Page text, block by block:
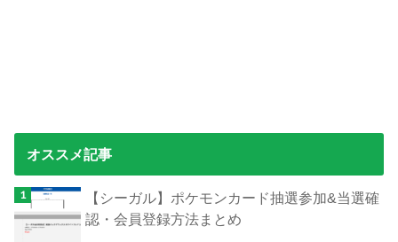
オススメ記事
【シーガル】ポケモンカード抽選参加&当選確
認・会員登録方法まとめ